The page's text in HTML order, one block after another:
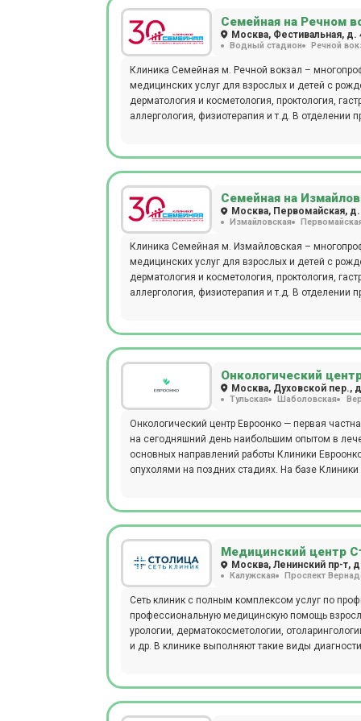
определенные возрастные категории – от
опираясь на анамнез, возраст, пол,
каждом отдельном случае. Полное
Хорошовском шоссе, особенно актуально для
Семейная на Речном
Москва, Фестивальная, д.
Водный стадион Речной
Клиника Семейная м. Речной вокзал –
медицинских услуг для взрослых и детей с
дерматология и косметология, проктология,
аллергология, физиотерапия и т.д. В отделении проводятся следующие виды диагностических мероприятий: рентген,
эндоскопия, УЗИ, ЭКГ, эхокардиография,
гистологические, цитологические
микробиологическая диагностика),
врача или младшего медицинского персонала. Детское отделение представлено следующими специалистами:
дерматологи, неврологи, офтальмологи,
можно пройти обследования с применением
возраст, пол, антропометрические показатели
случае. Пациентам доступны годовые
категории – от новорожденных до пожилых
Семейная у м. Речной вокзал, особенно
Семейная на
Москва, Первомайская, д.
Измайловская
Клиника Семейная м. Измайловская –
медицинских услуг для взрослых и детей с
дерматология и косметология, проктология,
аллергология, физиотерапия и т.д. В отделении проводятся следующие виды диагностических мероприятий: рентген,
эндоскопия, УЗИ, ЭКГ, эхокардиография,
гистологические, цитологические
врача или младшего медицинского персонала. Детское отделение представлено следующими специалистами:
дерматологи, неврологи, офтальмологи,
где можно пройти обследования с
возраст, пол, антропометрические показатели
случае. Полное поликлиническое
актуально для семей: здесь получит помощь
Онкологический
Москва, Духовской пер.,
Тульская Шаболовская
Онкологический центр Евроонко — первая
на сегодняшний день наибольшим опытом в
основных направлений работы Клиники
опухолями на поздних стадиях. На базе
отделение, центр химиотерапии, центр общей
отделение), центр лечения опухолей печени,
болью. В клинике проводится лечение
фоне рака, которое не входит в нормативы
лечения, практикуют быструю малоинвазивную
хирургическую коррекцию осложнений
Медицинский центр
Москва, Ленинский пр-т,
Калужская Проспект
Сеть клиник с полным комплексом услуг по
профессиональную медицинскую помощь
урологии, дерматокосметологии,
и др. В клинике выполняют такие виды
15 минут езды (автобус № 53) или м. Новые